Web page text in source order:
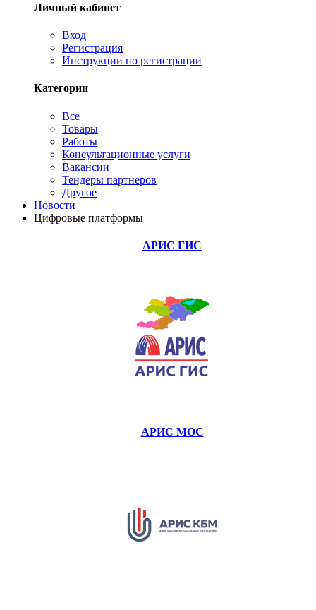
Личный кабинет
Вход
Регистрация
Инструкции по регистрации
Категории
Все
Товары
Работы
Консультационные услуги
Вакансии
Тендеры партнеров
Другое
Новости
Цифровые платформы
АРИС ГИС
АРИС МОС